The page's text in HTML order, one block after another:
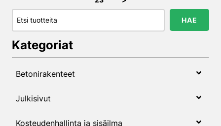
HAE
Kategoriat
Betonirakenteet
Julkisivut
Kosteudenhallinta ja sisäilma